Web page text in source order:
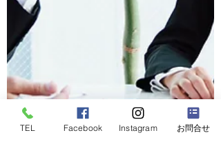
TEL Facebook Instagram お問合せ